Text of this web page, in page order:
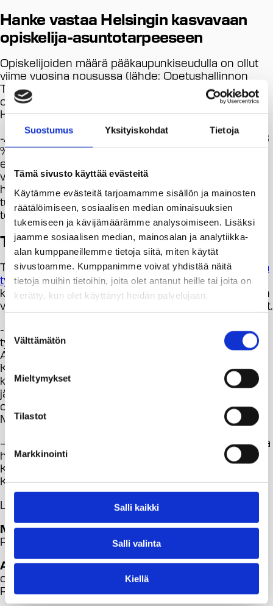
Suostumus Yksityiskohdat Tietoja
Tämä sivusto käyttää evästeitä
Käytämme evästeitä tarjoamamme sisällön ja mainosten
räätälöimiseen, sosiaalisen median ominaisuuksien
tukemiseen ja kävijämäärämme analysoimiseen. Lisäksi
jaamme sosiaalisen median, mainosalan ja analytiikka-
alan kumppaneillemme tietoja siitä, miten käytät
sivustoamme. Kumppanimme voivat yhdistää näitä
tietoja muihin tietoihin, joita olet antanut heille tai joita on
kerätty, kun olet käyttänyt heidän palvelujaan.
valinta
Välttämätön
Mieltymykset
Tilastot
Markkinointi
Salli kaikki
Salli valinta
Kiellä
Hanke vastaa Helsingin kasvavaan
opiskelija-asuntotarpeeseen
Opiskelijoiden määrä pääkaupunkiseudulla on ollut
viime vuosina nousussa (lähde: Opetushallinnon
Tilastopalvelu). Nyt käynnistyvä hanke vastaa
opiskelijoiden kasvaneeseen asuntotarpeeseen
Helsingissä.
-Alkukeväällä teettämämme tutkimuksen mukaan 68
% asukkaistamme kokee, että mahdollisuus asua
edullisessa opiskelija-asunnossa nopeuttaa heidän
valmistumistaan. Opiskelijakodit mahdollistavat
hyvän ja sujuvan opiskeluarjen ja uudet asunnot
tulevat todella tarpeeseen, sanoo Hoasin
toimitusjohtaja Matti Tarhio.
Tiedostava työmaa
Työmaalla on käytössä Hoasin kehittämä Tiedostava
työmaa– konsepti, jolla pyritään varmistamaan että
kaikilla Hoas-​työmailla toteutuvat samat sosiaaliseen
vastuullisuuteen liittyvät käytännönläheiset tavoitteet.
-Gotlanninkadulla noudatettavassa Tiedostava
työmaa -konseptissa keskipisteessä on ihminen.
Ajattelemme samoin: talo on tekijöidensä näköinen.
Kun jokainen työmaalla voi hyvin, riippumatta siitä,
kenen palkkalistoilla hän on, se näkyy suoraan työn
jäljessä. Tällaista rakentamisen kulttuuria haluamme
olla viemässä eteenpäin koko alalla, toteaa
Mehtätalo.
– Vastuullisuus on Hoasille tärkeää ja on ollut hienoa
huomata, että myös Tenconilla ajatellaan samoin.
Kun arvot kohtaavat, on yhteistyö sujuvaa, sanoo
Keränen.
Lisätietoja:
Matias Mehtätalo, toimitusjohtaja, Tencon
Puh. 044 066 4015, matias.mehtatalo@tencon.fi
Anneli Keränen, hankepäällikkö, Helsingin seudun
opiskelija-asuntosäätiö sr, Hoas
Puh. 040 195 8339, anneli.keranen@hoas.fi